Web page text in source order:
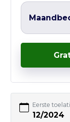
je op –
Eerste
12/2024